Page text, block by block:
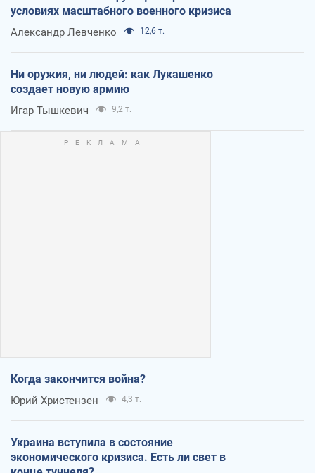
условиях масштабного военного кризиса
Александр Левченко 12,6 т.
Ни оружия, ни людей: как Лукашенко
создает новую армию
Игар Тышкевич 9,2 т.
Когда закончится война?
Юрий Христензен 4,3 т.
Украина вступила в состояние
экономического кризиса. Есть ли свет в